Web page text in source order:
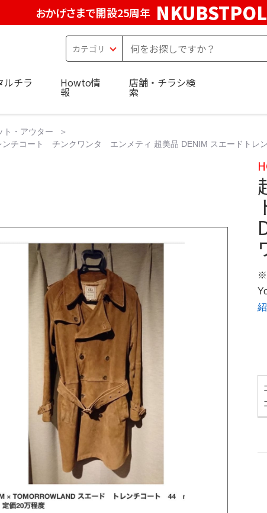
おかげさまで開設25周年
ルチラ Howto情
報
店舗・チラシ検
索
ト・アウター
チコート チンクワンタ エンメティ 超美品 DENIM スエードトレ